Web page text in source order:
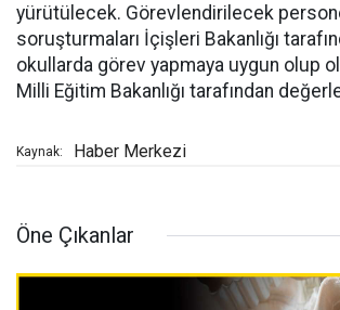
yürütülecek. Görevlendirilecek
soruşturmaları İçişleri Bakanlığı
okullarda görev yapmaya uygun olup
Milli Eğitim Bakanlığı tarafından
Kaynak: Haber Merkezi
Öne Çıkanlar